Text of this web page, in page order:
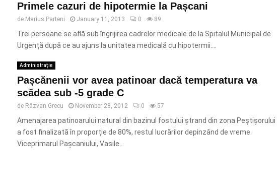
Primele cazuri de hipotermie la Pașcani
de Marius Parteni January 11, 2013 0 89
Trei persoane se află sub îngrijirea cadrelor medicale de la Spitalul Municipal de
Urgență după ce au ajuns la unitatea medicală cu hipotermii....
Administrație
Pașcănenii vor avea patinoar dacă temperatura va
scădea sub -5 grade C
de Răzvan Grecu November 28, 2012 0 57
Amenajarea patinoarului natural din bazinul fostului ștrand din zona Peștișorului
a fost finalizată în proporție de 80%, restul lucrărilor depinzând de vreme.
Viceprimarul Pașcaniului, Vasile...